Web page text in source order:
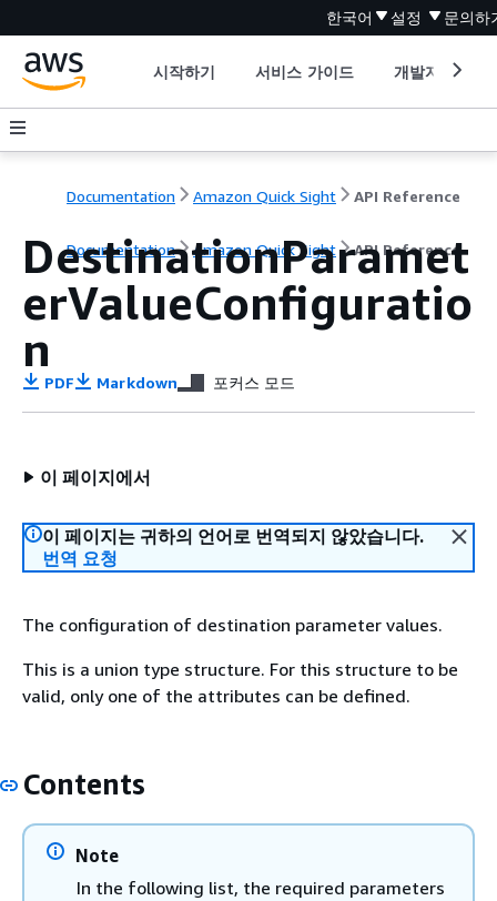
한국어 설정 문의하
시작하기 서비스 가이드 개발자 도구
Documentation Amazon Quick Sight API Reference
Documentation Amazon Quick Sight API Reference
DestinationParamet
erValueConfiguratio
n
PDF Markdown 포커스 모드
이 페이지에서
이 페이지는 귀하의 언어로 번역되지 않았습니다.
번역 요청
The configuration of destination parameter values.
This is a union type structure. For this structure to be
valid, only one of the attributes can be defined.
Contents
Note
In the following list, the required parameters